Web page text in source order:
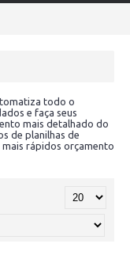
todo o
e faça seus
mais detalhado do
de planilhas de
rápidos orçamento